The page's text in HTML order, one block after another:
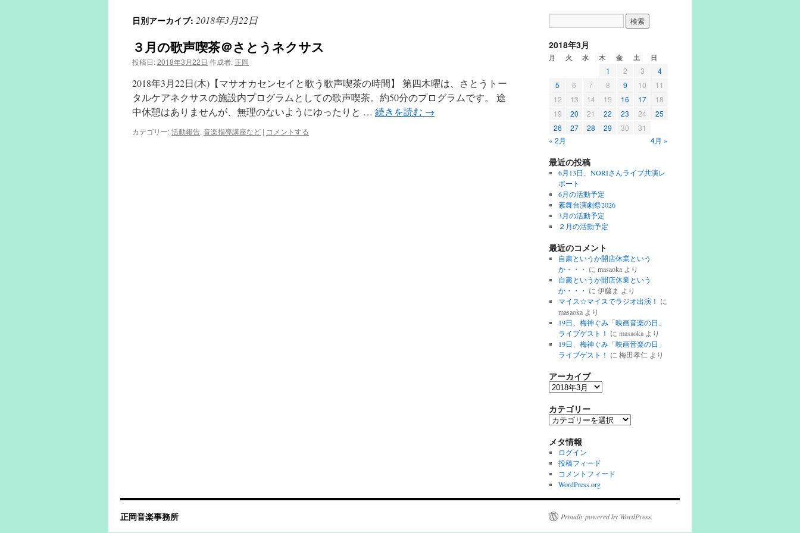
日別アーカイブ: 2018年3月22日
３月の歌声喫茶＠さとうネクサス
投稿日:2018年3月22日 作成者: 正岡
2018年3月22日(木)【マサオカセンセイと歌う歌声喫茶の時間】 第四木曜は、さとうトー
タルケアネクサスの施設内プログラムとしての歌声喫茶。約50分のプログラムです。 途
中休憩はありませんが、無理のないようにゆったりと … 続きを読む →
カテゴリー:活動報告, 音楽指導講座など | コメントする
2018年3月
月 火 水 木 金 土 日
1 2 3
4
5
6 7 8 9 10
11
12
13 14 15 16 17
18
19
20 21 22 23 24
25
26
27 28 29 30
31
« 2月
4月 »
最近の投稿
6月13日、NORIさんライブ共演レ
ポート
6月の活動予定
素舞台演劇祭2026
3月の活動予定
２月の活動予定
最近のコメント
自粛というか開店休業という
か・・・ に masaokaより
自粛というか開店休業という
か・・・ に 伊藤ま より
マイス☆マイスでラジオ出演！ に
masaokaより
19日、梅神ぐみ「映画音楽の日」
ライブゲスト！ に masaokaより
19日、梅神ぐみ「映画音楽の日」
ライブゲスト！ に 梅田孝仁 より
アーカイブ
ア
カ
イ
カテゴリー
カ
ゴ
リ
ー
メタ情報
ログイン
投稿フィード
コメントフィード
WordPress.org
正岡音楽事務所 Proudly powered by WordPress.